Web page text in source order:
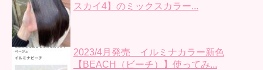
スカイ4】のミックスカラー...
2023/4月発売 イルミナカラー新色
【BEACH（ビーチ）】使ってみ...